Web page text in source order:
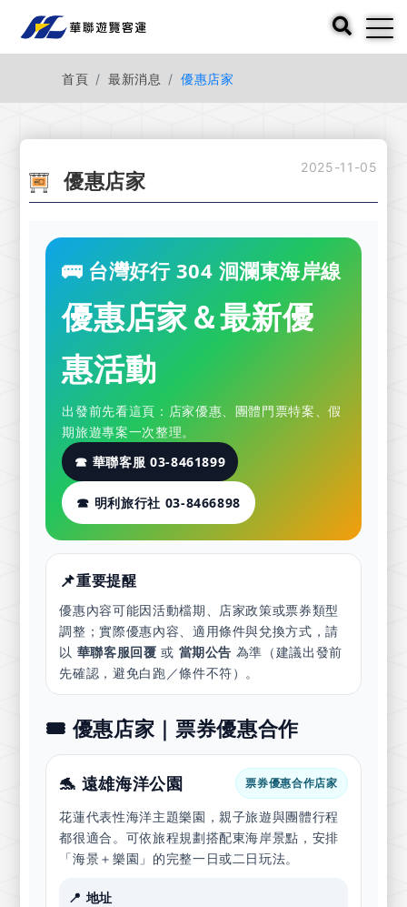
首頁 最新消息 優惠店家
優惠店家
2025-11-05
🚌 台灣好行 304 洄瀾東海岸線
優惠店家＆最新優
惠活動
出發前先看這頁：店家優惠、團體門票特案、假
期旅遊專案一次整理。
☎ 華聯客服 03-8461899
☎ 明利旅行社 03-8466898
📌重要提醒
優惠內容可能因活動檔期、店家政策或票券類型
調整；實際優惠內容、適用條件與兌換方式，請
以 華聯客服回覆 或 當期公告 為準（建議出發前
先確認，避免白跑／條件不符）。
🎟️ 優惠店家｜票券優惠合作
🐬 遠雄海洋公園 票券優惠合作店家
花蓮代表性海洋主題樂園，親子旅遊與團體行程
都很適合。可依旅程規劃搭配東海岸景點，安排
「海景＋樂園」的完整一日或二日玩法。
📍 地址